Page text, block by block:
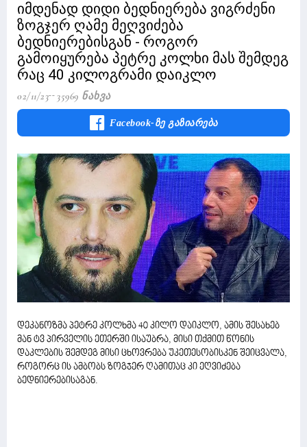
იმდენად დიდი ბედნიერება ვიგრძენი
ზოგჯერ ღამე მეღვიძება
ბედნიერებისგან - როგორ
გამოიყურება პეტრე კოლხი მას შემდეგ
რაც 40 კილოგრამი დაიკლო
02/11/23 35969 Ნახვა
Facebook-Ზე Გაზიარება
დეკანოზმა პეტრე კოლხმა 40 კილო დაიკლო, ამის შესახებ
მან ტვ პირველის ეთერში ისაუბრა, მისი თქმით წონის
დაკლების შემდეგ მისი ცხოვრება უკეთესობისკენ შეიცვალა,
როგორც ის ამბობს ზოგჯერ ღამითაც კი ეღვიძება
ბედნიერებისაგან.